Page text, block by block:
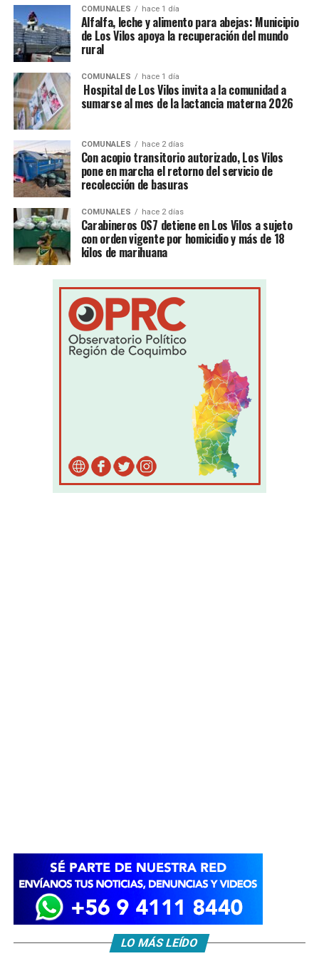
COMUNALES hace 1 día
Alfalfa, leche y alimento para abejas: Municipio
de Los Vilos apoya la recuperación del mundo
rural
COMUNALES hace 1 día
Hospital de Los Vilos invita a la comunidad a
sumarse al mes de la lactancia materna 2026
COMUNALES hace 2 días
Con acopio transitorio autorizado, Los Vilos
pone en marcha el retorno del servicio de
recolección de basuras
COMUNALES hace 2 días
Carabineros OS7 detiene en Los Vilos a sujeto
con orden vigente por homicidio y más de 18
kilos de marihuana
LO MÁS LEÍDO